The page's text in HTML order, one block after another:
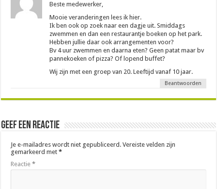
Beste medewerker,
Mooie veranderingen lees ik hier.
Ik ben ook op zoek naar een dagje uit. Smiddags
zwemmen en dan een restaurantje boeken op het park.
Hebben jullie daar ook arrangementen voor?
Bv 4 uur zwemmen en daarna eten? Geen patat maar bv
pannekoeken of pizza? Of lopend buffet?
Wij zijn met een groep van 20. Leeftijd vanaf 10 jaar.
Beantwoorden
Geef een reactie
Je e-mailadres wordt niet gepubliceerd. Vereiste velden zijn
gemarkeerd met*
Reactie*